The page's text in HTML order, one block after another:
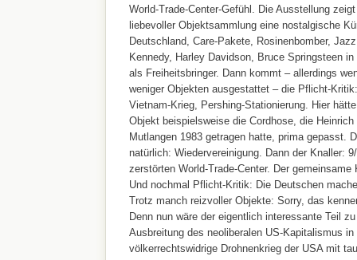
World-Trade-Center-Gefühl. Die Ausstellung
liebevoller Objektsammlung eine nostalgische
Deutschland, Care-Pakete, Rosinenbomber,
Kennedy, Harley Davidson, Bruce Springsteen
als Freiheitsbringer. Dann kommt – allerdings
weniger Objekten ausgestattet – die Pflicht-
Vietnam-Krieg, Pershing-Stationierung. Hier
Objekt beispielsweise die Cordhose, die
Mutlangen 1983 getragen hatte, prima gepasst.
natürlich: Wiedervereinigung. Dann der Knaller:
zerstörten World-Trade-Center. Der gemeinsame
Und nochmal Pflicht-Kritik: Die Deutschen
Trotz manch reizvoller Objekte: Sorry, das
Denn nun wäre der eigentlich interessante Teil
Ausbreitung des neoliberalen US-Kapitalismus in
völkerrechtswidrige Drohnenkrieg der USA mit